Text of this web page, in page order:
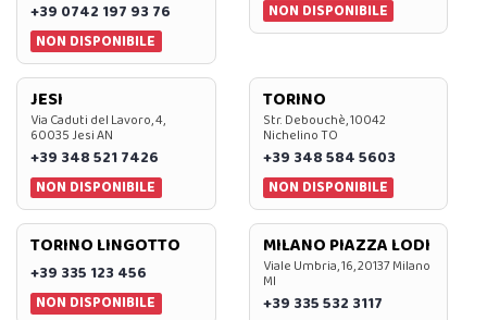
+39 0742 197 93 76
NON DISPONIBILE
NON DISPONIBILE
JESI
Via Caduti del Lavoro, 4,
60035 Jesi AN
+39 348 521 7426
NON DISPONIBILE
TORINO
Str. Debouchè, 10042
Nichelino TO
+39 348 584 5603
NON DISPONIBILE
TORINO LINGOTTO
+39 335 123 456
NON DISPONIBILE
MILANO PIAZZA LODI
Viale Umbria, 16, 20137 Milano
MI
+39 335 532 3117